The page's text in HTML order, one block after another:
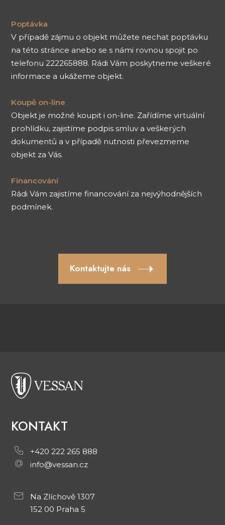
Poptávka
V případě zájmu o objekt můžete nechat poptávku
na této stránce anebo se s námi rovnou spojit po
telefonu 222265888. Rádi Vám poskytneme veškeré
informace a ukážeme objekt.
Koupě on-line
Objekt je možné koupit i on-line. Zařídíme virtuální
prohlídku, zajistíme podpis smluv a veškerých
dokumentů a v případě nutnosti převezmeme
objekt za Vás.
Financování
Rádi Vám zajistíme financování za nejvýhodnějších
podmínek.
Kontaktujte nás
KONTAKT
+420 222 265 888
info@vessan.cz
Na Zlíchově 1307
152 00 Praha 5